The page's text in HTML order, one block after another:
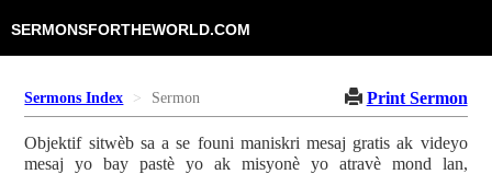
SERMONSFORTHEWORLD.COM
Sermons Index Sermon Print Sermon
Objektif sitwèb sa a se founi maniskri mesaj gratis ak videyo
mesaj yo bay pastè yo ak misyonè yo atravè mond lan,